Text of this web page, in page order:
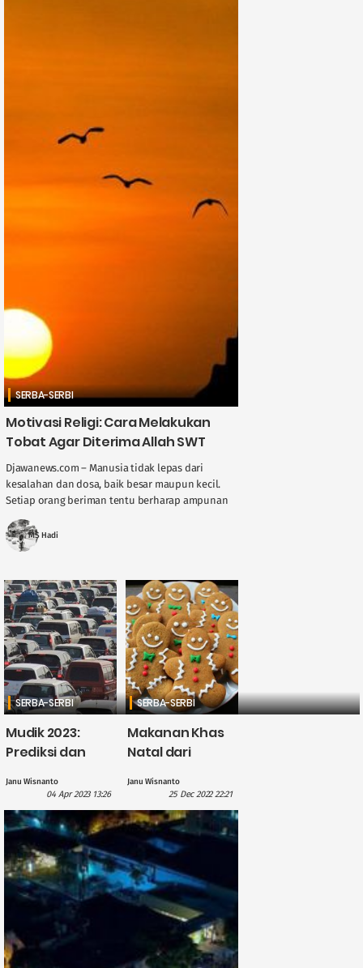
SERBA-SERBI
Motivasi Religi: Cara Melakukan
Tobat Agar Diterima Allah SWT
Djawanews.com – Manusia tidak lepas dari
kesalahan dan dosa, baik besar maupun kecil.
Setiap orang beriman tentu berharap ampunan
dari Allah SWT. Lantas, bagaimana cara
melakukan tobat ....
MS Hadi
SERBA-SERBI
Mudik 2023:
Prediksi dan
Kemacetan
Janu Wisnanto
04 Apr 2023 13:26
SERBA-SERBI
Makanan Khas
Natal dari
Negara di Dunia
Janu Wisnanto
25 Dec 2022 22:21